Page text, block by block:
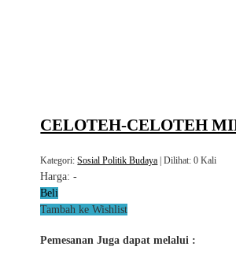
CELOTEH-CELOTEH
Kategori:Sosial Politik Budaya | Dilihat: 0 Kali
Harga:-
Beli
Tambah ke Wishlist
Pemesanan Juga dapat melalui :